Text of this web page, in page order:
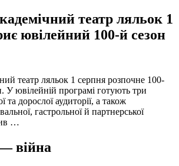
театр ляльок 1
ювілейний 100-й сезон
театр ляльок 1 серпня розпочне 100-
У ювілейній програмі готують три
та дорослої аудиторії, а також
гастрольної й партнерської
…
війна